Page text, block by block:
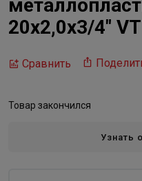
20х2,0х3/4" VT
Сравнить
Товар закончился
Узнать